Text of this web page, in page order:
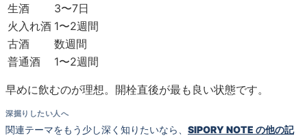
生酒
3〜7日
火入れ酒 1〜2週間
古酒
数週間
普通酒
1〜2週間
早めに飲むのが理想。開栓直後が最も良い状態です。
深掘りしたい人へ
関連テーマをもう少し深く知りたいなら、 SIPORY NOTE の他の記